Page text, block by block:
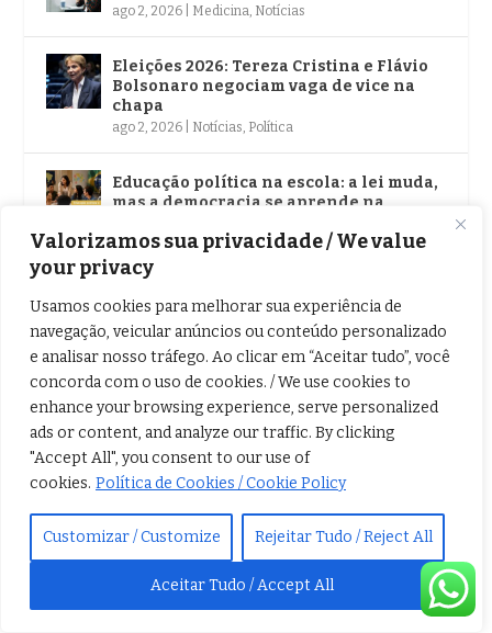
Valorizamos sua privacidade / We value
your privacy
Usamos cookies para melhorar sua experiência de
navegação, veicular anúncios ou conteúdo personalizado
e analisar nosso tráfego. Ao clicar em “Aceitar tudo”, você
concorda com o uso de cookies. / We use cookies to
enhance your browsing experience, serve personalized
ads or content, and analyze our traffic. By clicking
"Accept All", you consent to our use of
cookies. Política de Cookies / Cookie Policy
Customizar / Customize Rejeitar Tudo / Reject All
Aceitar Tudo / Accept All
ago 2, 2026 Medicina Notícias
Eleições 2026: Tereza Cristina e Flávio
Bolsonaro negociam vaga de vice na
chapa
ago 2, 2026 Notícias Política
Educação política na escola: a lei muda,
mas a democracia se aprende na
ago 2, 2026|Educação,Notícias
Turismo em Ubatuba: Festival
Gastronômico Sabor Caiçara abre 17ª
edição na Praça da Baleia
ago 2, 2026|Geral, Notícias
Eventos climáticos extremos: entenda o
impacto do El Niño nos vendavais do
Brasil
ago 2, 2026| Mudanças climáticas,
Bioinsumos no agro: mercado debate
potencial e desafios da biodiversidade
ago 2, 2026|Agronegócios,Notícias